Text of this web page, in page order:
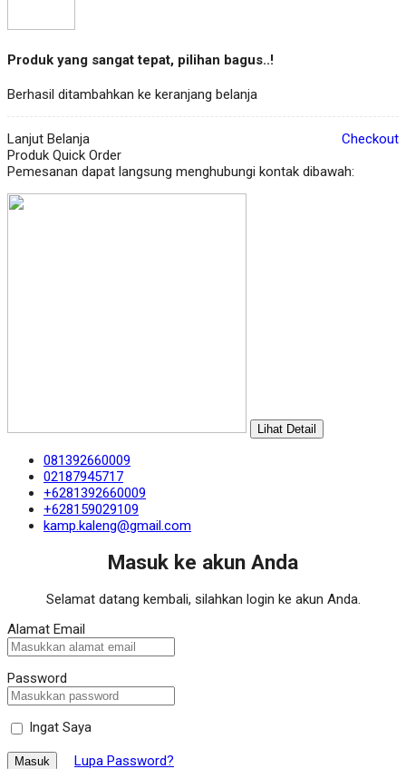
Produk yang sangat tepat, pilihan bagus..!
Berhasil ditambahkan ke keranjang belanja
Lanjut Belanja
Checkout
Produk Quick Order
Pemesanan dapat langsung menghubungi kontak dibawah:
Lihat Detail
081392660009
02187945717
+6281392660009
+628159029109
kamp.kaleng@gmail.com
Masuk ke akun Anda
Selamat datang kembali, silahkan login ke akun Anda.
Alamat Email
Password
Ingat Saya
Masuk Lupa Password?